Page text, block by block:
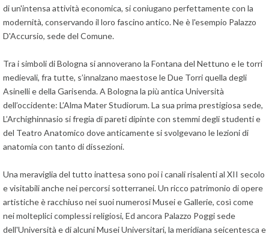
di un'intensa attività economica, si coniugano perfettamente con la
modernità, conservando il loro fascino antico. Ne è l'esempio Palazzo
D'Accursio, sede del Comune.
Tra i simboli di Bologna si annoverano la Fontana del Nettuno e le torri
medievali, fra tutte, s’innalzano maestose le Due Torri quella degli
Asinelli e della Garisenda. A Bologna la più antica Università
dell’occidente: L’Alma Mater Studiorum. La sua prima prestigiosa sede,
L’Archighinnasio si fregia di pareti dipinte con stemmi degli studenti e
del Teatro Anatomico dove anticamente si svolgevano le lezioni di
anatomia con tanto di dissezioni.
Una meraviglia del tutto inattesa sono poi i canali risalenti al XII secolo
e visitabili anche nei percorsi sotterranei. Un ricco patrimonio di opere
artistiche è racchiuso nei suoi numerosi Musei e Gallerie, così come
nei molteplici complessi religiosi, Ed ancora Palazzo Poggi sede
dell'Università e di alcuni Musei Universitari, la meridiana seicentesca e